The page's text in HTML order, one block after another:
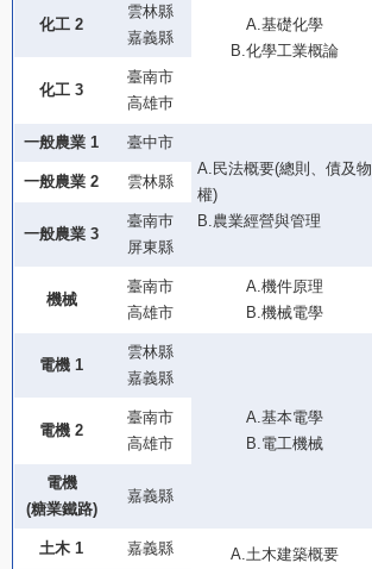
A.基礎化學
B.化學工業概論
化工 2
雲林縣
嘉義縣
化工 3
臺南市
高雄巿
一般農業 1
臺中市
A.民法概要(總則、債及物
權)
B.農業經營與管理
一般農業 2 雲林縣
一般農業 3
臺南巿
屏東縣
機械
臺南市
高雄市
A.機件原理
B.機械電學
電機 1
雲林縣
嘉義縣
A.基本電學
B.電工機械
電機 2
臺南市
高雄市
電機
(糖業鐵路)
嘉義縣
土木 1 嘉義縣
A.土木建築概要